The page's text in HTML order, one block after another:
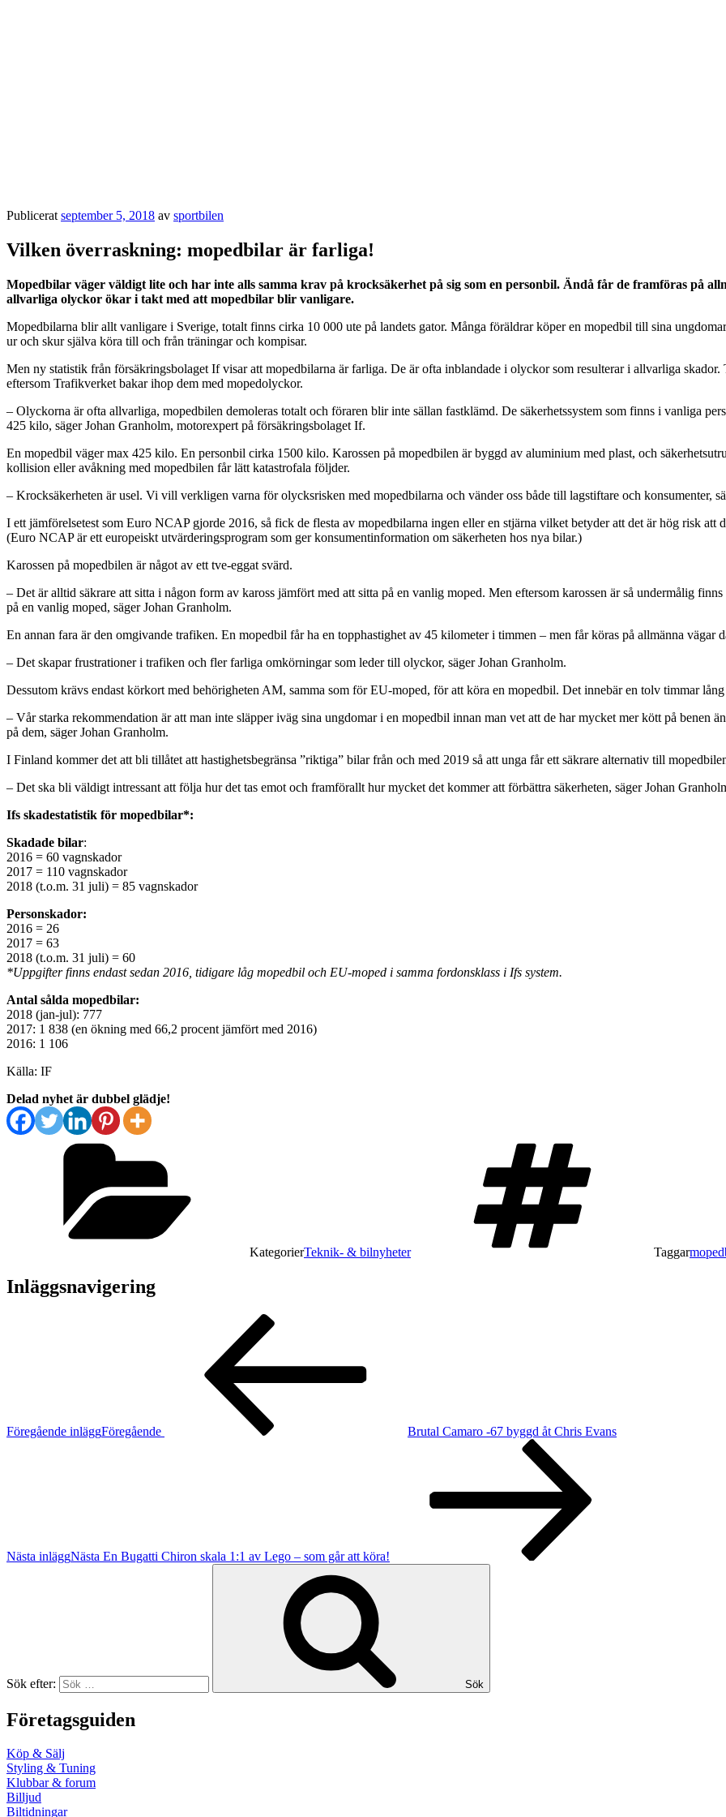
Publicerat september 5, 2018 av sportbilen
Vilken överraskning: mopedbilar är farliga!
Mopedbilar väger väldigt lite och har inte alls samma krav på krocksäkerhet på sig som en personbil. Ändå får de framföras på
allvarliga olyckor ökar i takt med att mopedbilar blir vanligare.
Mopedbilarna blir allt vanligare i Sverige, totalt finns cirka 10 000 ute på landets gator. Många föräldrar köper en mopedbil till sina
ur och skur själva köra till och från träningar och kompisar.
Men ny statistik från försäkringsbolaget If visar att mopedbilarna är farliga. De är ofta inblandade i olyckor som resulterar i allvarliga
eftersom Trafikverket bakar ihop dem med mopedolyckor.
– Olyckorna är ofta allvarliga, mopedbilen demoleras totalt och föraren blir inte sällan fastklämd. De säkerhetssystem som finns i vanliga
425 kilo, säger Johan Granholm, motorexpert på försäkringsbolaget If.
En mopedbil väger max 425 kilo. En personbil cirka 1500 kilo. Karossen på mopedbilen är byggd av aluminium med plast, och
kollision eller avåkning med mopedbilen får lätt katastrofala följder.
– Krocksäkerheten är usel. Vi vill verkligen varna för olycksrisken med mopedbilarna och vänder oss både till lagstiftare och konsumenter,
I ett jämförelsetest som Euro NCAP gjorde 2016, så fick de flesta av mopedbilarna ingen eller en stjärna vilket betyder att det är hög risk att
(Euro NCAP är ett europeiskt utvärderingsprogram som ger konsumentinformation om säkerheten hos nya bilar.)
Karossen på mopedbilen är något av ett tve-eggat svärd.
– Det är alltid säkrare att sitta i någon form av kaross jämfört med att sitta på en vanlig moped. Men eftersom karossen är så undermålig
på en vanlig moped, säger Johan Granholm.
En annan fara är den omgivande trafiken. En mopedbil får ha en topphastighet av 45 kilometer i timmen – men får köras på allmänna
– Det skapar frustrationer i trafiken och fler farliga omkörningar som leder till olyckor, säger Johan Granholm.
Dessutom krävs endast körkort med behörigheten AM, samma som för EU-moped, för att köra en mopedbil. Det innebär en tolv timmar
– Vår starka rekommendation är att man inte släpper iväg sina ungdomar i en mopedbil innan man vet att de har mycket mer kött på benen
på dem, säger Johan Granholm.
I Finland kommer det att bli tillåtet att hastighetsbegränsa ”riktiga” bilar från och med 2019 så att unga får ett säkrare alternativ till
– Det ska bli väldigt intressant att följa hur det tas emot och framförallt hur mycket det kommer att förbättra säkerheten, säger Johan
Ifs skadestatistik för mopedbilar*:
Skadade bilar:
2016 = 60 vagnskador
2017 = 110 vagnskador
2018 (t.o.m. 31 juli) = 85 vagnskador
Personskador:
2016 = 26
2017 = 63
2018 (t.o.m. 31 juli) = 60
*Uppgifter finns endast sedan 2016, tidigare låg mopedbil och EU-moped i samma fordonsklass i Ifs system.
Antal sålda mopedbilar:
2018 (jan-jul): 777
2017: 1 838 (en ökning med 66,2 procent jämfört med 2016)
2016: 1 106
Källa: IF
Delad nyhet är dubbel glädje!
KategorierTeknik- & bilnyheter Taggar
Inläggsnavigering
Föregående inläggFöregående Brutal Camaro -67 byggd åt Chris Evans
Nästa inläggNästa En Bugatti Chiron skala 1:1 av Lego – som går att köra!
Sök efter: Sök
Företagsguiden
Köp & Sälj
Styling & Tuning
Klubbar & forum
Billjud
Biltidningar